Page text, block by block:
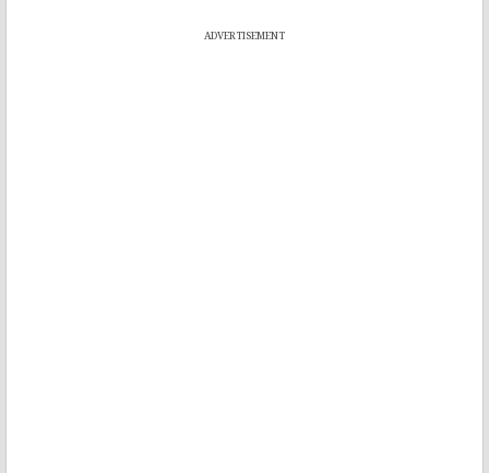
ADVERTISEMENT